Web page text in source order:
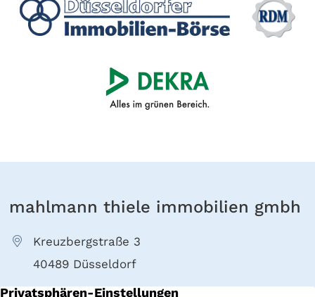
mahlmann thiele immobilien gmbh
Kreuzbergstraße 3
40489 Düsseldorf